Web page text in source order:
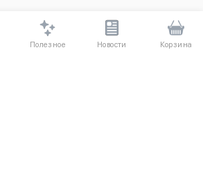
Полезное Новости Корзина